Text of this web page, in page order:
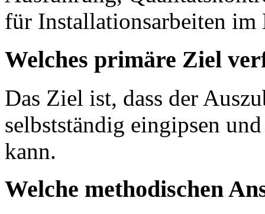
für Installationsarbeiten im
Welches primäre Ziel
Das Ziel ist, dass der
selbstständig eingipsen
kann.
Welche methodischen